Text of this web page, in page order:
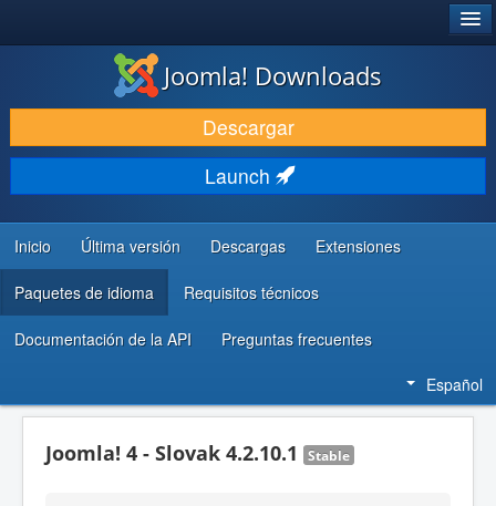
DESCARGAR & EXTENDER
DESCUBRE & APRENDE
COMUNIDAD & SOPORTE
RECURSOS PARA DESARROLLADORES
Joomla! Downloads
Descargar
Launch
Inicio Última versión Descargas Extensiones
Paquetes de idioma Requisitos técnicos
Documentación de la API Preguntas frecuentes
Español
Joomla! 4 - Slovak 4.2.10.1 Stable